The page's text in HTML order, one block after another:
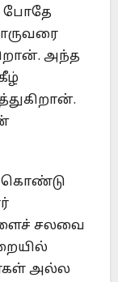
போதே
அந்த
கொண்டு
சலவை
அல்ல